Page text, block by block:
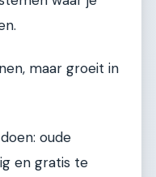
maar groeit in
oude
en gratis te